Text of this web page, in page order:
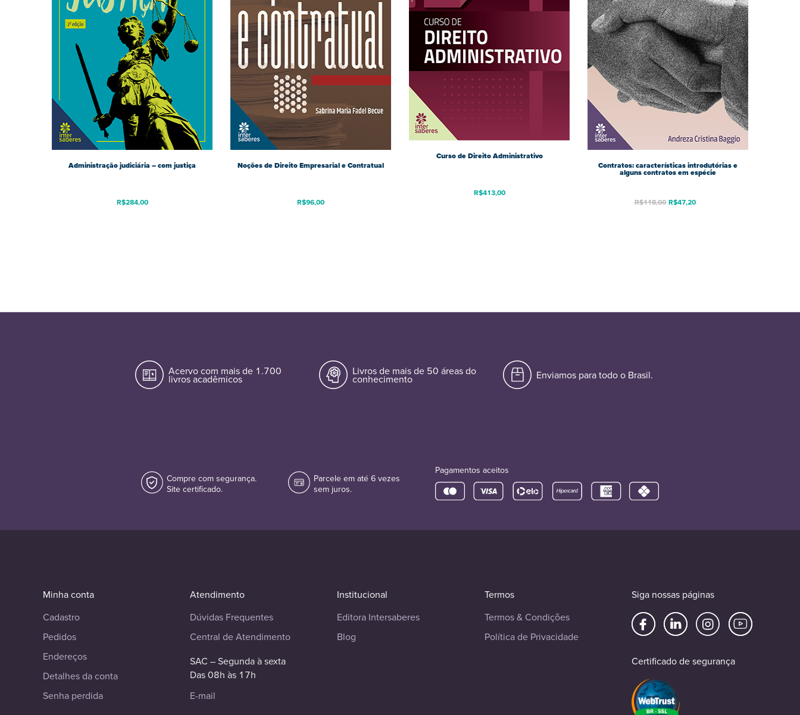
Administração judiciária – com justiça
R$284,00
Noções de Direito Empresarial e Contratual
R$96,00
Curso de Direito Administrativo
R$413,00
Contratos: características introdutórias e
alguns contratos em espécie
R$118,00 R$47,20
Acervo com mais de 1.700
livros acadêmicos
Livros de mais de 50 áreas do
conhecimento Enviamos para todo o Brasil.
Compre com segurança.
Site certificado.
Parcele em até 6 vezes
sem juros.
Pagamentos aceitos
Minha conta
Cadastro
Pedidos
Endereços
Detalhes da conta
Senha perdida
Atendimento
Dúvidas Frequentes
Central de Atendimento
SAC – Segunda à sexta
Das 08h às 17h
E-mail
Institucional
Editora Intersaberes
Blog
Termos
Termos & Condições
Política de Privacidade
Siga nossas páginas
Certificado de segurança